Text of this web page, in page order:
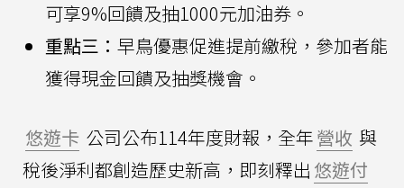
可享9%回饋及抽1000元加油券。
重點三： 早鳥優惠促進提前繳稅，參加者能
獲得現金回饋及抽獎機會。
悠遊卡 公司公布114年度財報，全年營收 與
稅後淨利都創造歷史新高，即刻釋出 悠遊付